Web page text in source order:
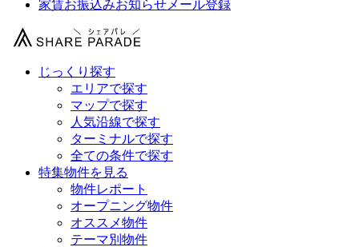
家賃お振込みお知らせメール登録
じっくり探す
エリアで探す
マップで探す
人気沿線で探す
ターミナルで探す
全ての条件で探す
特集物件を見る
物件レポート
オープニング物件
オススメ物件
テーマ別物件